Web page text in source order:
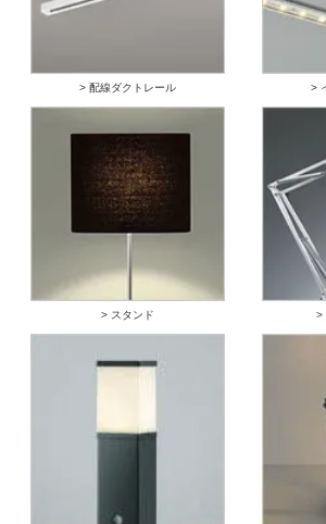
> 配線ダクトレール >
> スタンド >